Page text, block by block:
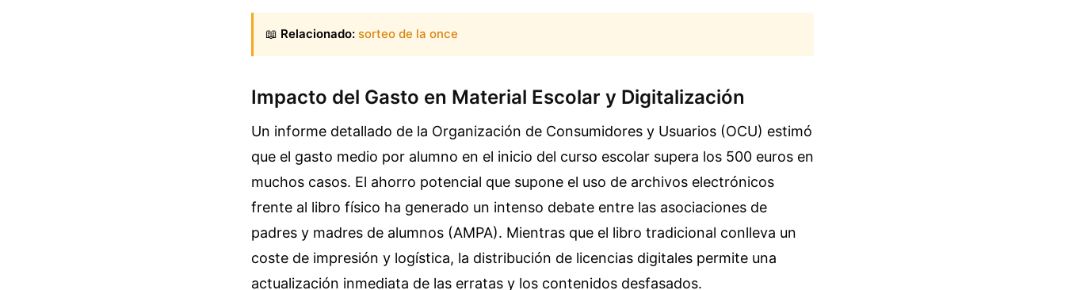
📖 Relacionado: sorteo de la once
Impacto del Gasto en Material Escolar y Digitalización
Un informe detallado de la Organización de Consumidores y Usuarios (OCU) estimó
que el gasto medio por alumno en el inicio del curso escolar supera los 500 euros en
muchos casos. El ahorro potencial que supone el uso de archivos electrónicos
frente al libro físico ha generado un intenso debate entre las asociaciones de
padres y madres de alumnos (AMPA). Mientras que el libro tradicional conlleva un
coste de impresión y logística, la distribución de licencias digitales permite una
actualización inmediata de las erratas y los contenidos desfasados.